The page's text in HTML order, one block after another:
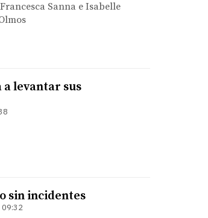
Sanna e Isabelle
a levantar sus
sin incidentes
09:32